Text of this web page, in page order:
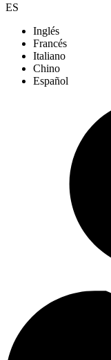
ES
Inglés
Francés
Italiano
Chino
Español